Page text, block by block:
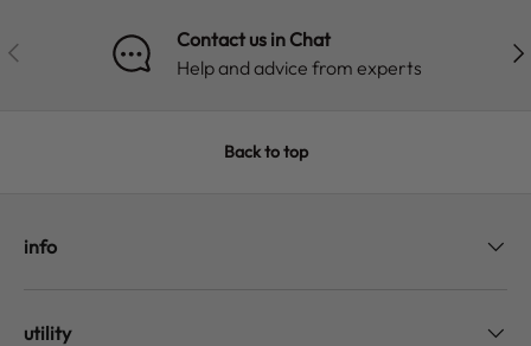
PREVIOUS
Contact us in Chat
Help and advice from experts
Back to top
info
utility